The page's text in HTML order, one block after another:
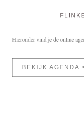
Hieronder vind je de online
BEKIJK AGENDA